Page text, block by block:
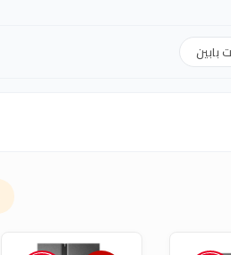
بابين